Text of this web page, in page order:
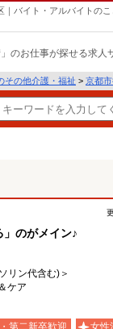
バイト・アルバイトのこ
」のお仕事が探せる求人
その他介護・福祉 > 京都
のがメイン♪
リン代含む)＞
ケア
第二新卒歓迎 女性